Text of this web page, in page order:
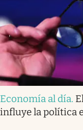
Economía al día.
influye la política